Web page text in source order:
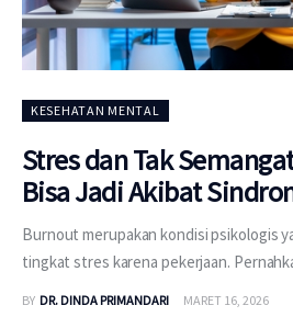
Mengapa Good Doctor
Berita
Layanan
KESEHATAN MENTAL
Stres dan Tak
Bisa Jadi Akibat
Burnout merupakan kondisi psikologis
tingkat stres karena pekerjaan.
BY DR. DINDA PRIMANDARI MARET 16, 2026